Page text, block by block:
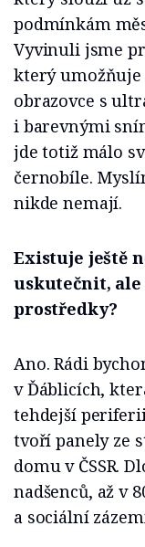
podmínkám
Vyvinuli jsme
který umožňuje
obrazovce s
i barevnými
jde totiž málo
černobíle.
nikde nemají.
Existuje ještě
uskutečnit,
prostředky?
Ano. Rádi
v Ďáblicích,
tehdejší
tvoří panely ze
domu v ČSSR.
nadšenců, až v
a sociální